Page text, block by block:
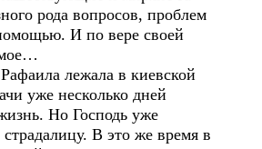
рода вопросов, проблем
И по вере своей
лежала в киевской
уже несколько дней
Но Господь уже
В это же время в